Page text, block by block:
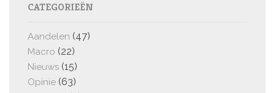
CATEGORIEËN
Aandelen (47)
Macro (22)
Nieuws (15)
Opinie (63)